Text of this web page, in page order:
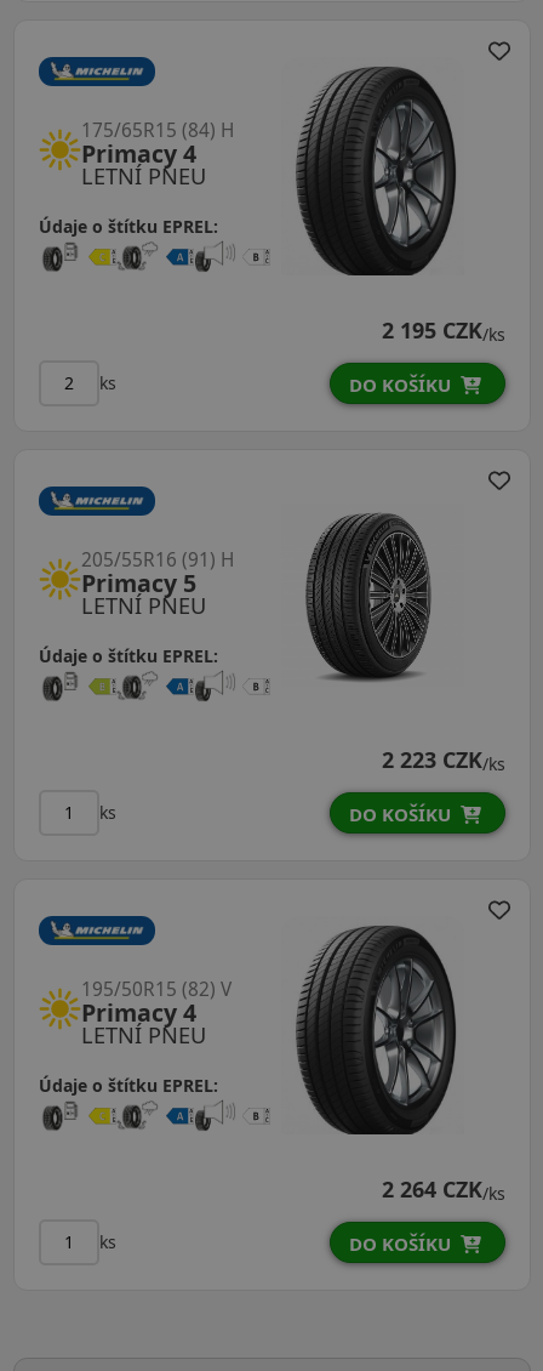
LETNÍ PNEU
Primacy 4
175/65R15 (84) H
Údaje o štítku EPREL:
2 195 CZK/ks
ks DO KOŠÍKU
LETNÍ PNEU
Primacy 5
205/55R16 (91) H
Údaje o štítku EPREL:
2 223 CZK/ks
ks DO KOŠÍKU
LETNÍ PNEU
Primacy 4
195/50R15 (82) V
Údaje o štítku EPREL:
2 264 CZK/ks
ks DO KOŠÍKU